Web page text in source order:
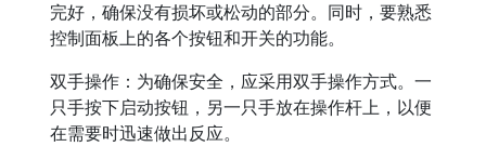
完好，确保没有损坏或松动的部分。同时，要熟悉
控制面板上的各个按钮和开关的功能。
双手操作：为确保安全，应采用双手操作方式。一
只手按下启动按钮，另一只手放在操作杆上，以便
在需要时迅速做出反应。